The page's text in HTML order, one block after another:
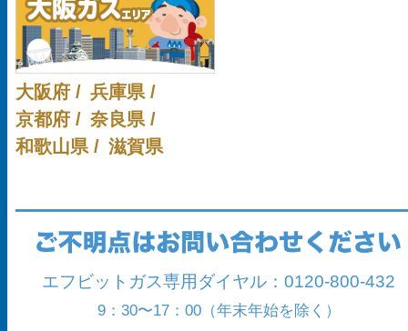
大阪府 / 兵庫県 /
京都府 / 奈良県 /
和歌山県 / 滋賀県
エフビットガス専用ダイヤル： 0120-800-432
9：30〜17：00（年末年始を除く）